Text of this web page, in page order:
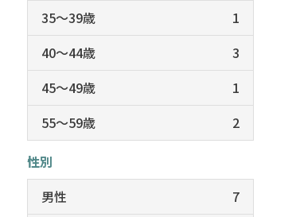
35～39歳
1
40～44歳
3
45～49歳
1
55～59歳
2
性別
男性
7